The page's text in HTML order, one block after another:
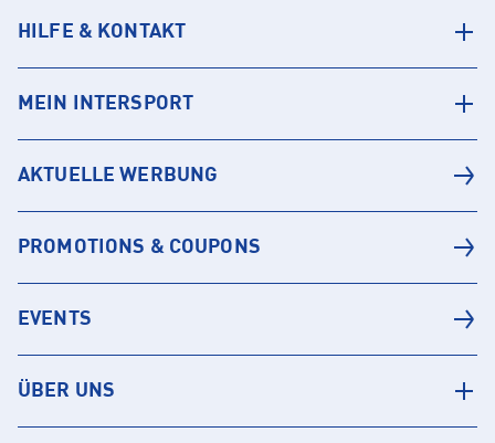
HILFE & KONTAKT
MEIN INTERSPORT
AKTUELLE WERBUNG
PROMOTIONS & COUPONS
EVENTS
ÜBER UNS